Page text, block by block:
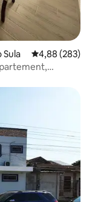
Sula Évaluation
4,88 (283)